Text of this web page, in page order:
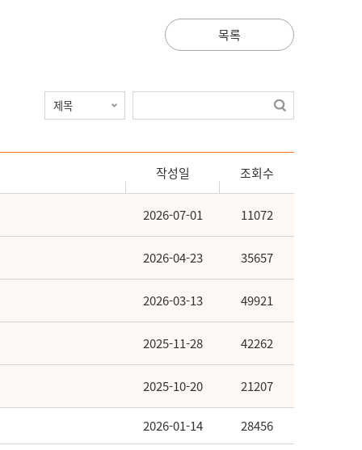
목록
작성일 조회수
2026-07-01 11072
2026-04-23 35657
2026-03-13 49921
2025-11-28 42262
2025-10-20 21207
2026-01-14 28456